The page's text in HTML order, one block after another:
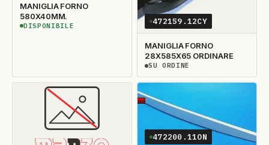
MANIGLIA FORNO
580X40MM.
DISPONIBILE
DISPONIBILE 472159.12CY
MANIGLIA FORNO
28X585X65 ORDINARE
SU ORDINAZIONE
SU ORDINE
472200.11ON